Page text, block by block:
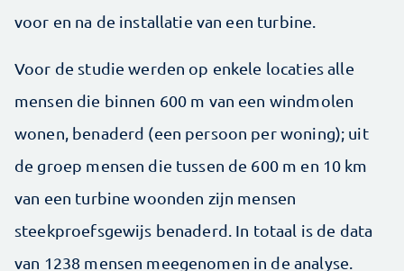
voor en na de installatie van een turbine.
Voor de studie werden op enkele locaties alle
mensen die binnen 600 m van een windmolen
wonen, benaderd (een persoon per woning); uit
de groep mensen die tussen de 600 m en 10 km
van een turbine woonden zijn mensen
steekproefsgewijs benaderd. In totaal is de data
van 1238 mensen meegenomen in de analyse.